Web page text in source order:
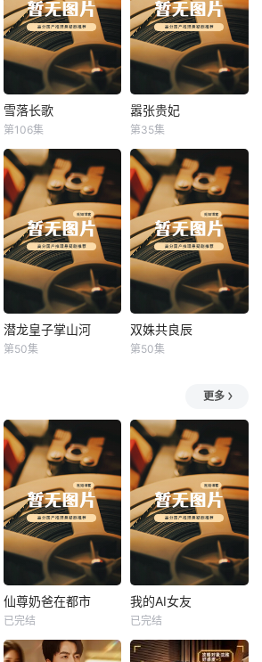
雪落长歌
雪落长歌
第106集
嚣张贵妃
嚣张贵妃
第35集
潜龙皇子掌山河
潜龙皇子掌山河
第50集
双姝共良辰
双姝共良辰
第50集
更多
热播
未知
仙尊奶爸在都市
已完结
热播
我的AI女友
未知
我的AI女友
已完结